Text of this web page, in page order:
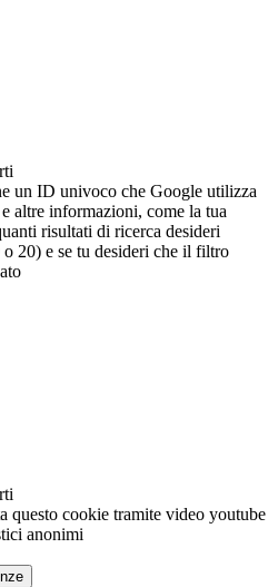
un ID univoco che Google utilizza
altre informazioni, come la tua
risultati di ricerca desideri
20) e se tu desideri che il filtro
questo cookie tramite video youtube
anonimi